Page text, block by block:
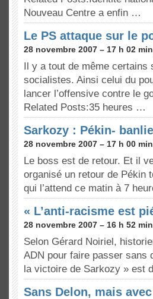
Nouveau Centre a enfin …
Le PS attaque sur le
28 novembre 2007 – 17 h 02
Il y a tout de même certains
socialistes. Ainsi celui du
lancer l’offensive contre le
Related Posts:35 heures …
Sarkozy : Pékin-
28 novembre 2007 – 17 h 00
Le boss est de retour. Et il
organisé un retour de Pékin
qui l’attend ce matin à 7
« L’anti-racisme est
28 novembre 2007 – 16 h 52
Selon Gérard Noiriel,
ADN pour faire passer sans
la victoire de Sarkozy » est
Sans Delon, mais